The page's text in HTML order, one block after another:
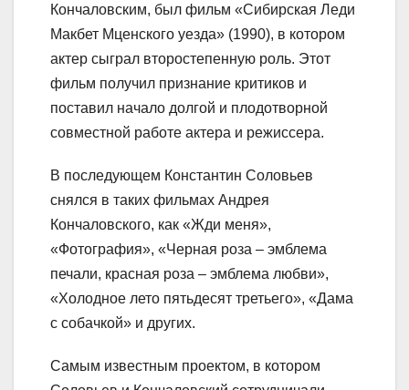
Кончаловским, был фильм «Сибирская Леди
Макбет Мценского уезда» (1990), в котором
актер сыграл второстепенную роль. Этот
фильм получил признание критиков и
поставил начало долгой и плодотворной
совместной работе актера и режиссера.
В последующем Константин Соловьев
снялся в таких фильмах Андрея
Кончаловского, как «Жди меня»,
«Фотография», «Черная роза – эмблема
печали, красная роза – эмблема любви»,
«Холодное лето пятьдесят третьего», «Дама
с собачкой» и других.
Самым известным проектом, в котором